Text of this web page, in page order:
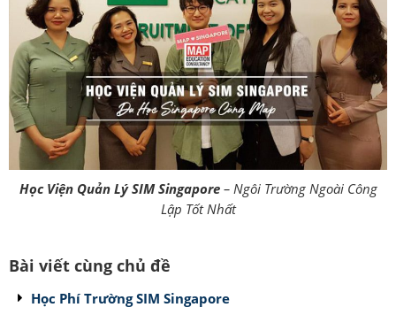
Học Viện Quản Lý SIM Singapore– Ngôi Trường Ngoài Công
Lập Tốt Nhất
Bài viết cùng chủ đề
Học Phí Trường SIM Singapore